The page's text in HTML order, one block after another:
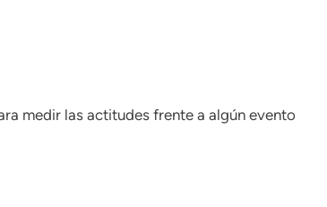
medir las actitudes frente a algún evento